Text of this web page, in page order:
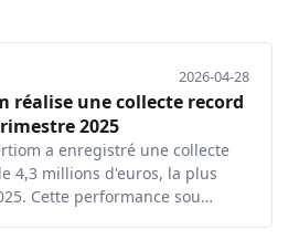
2026-04-28
réalise une collecte record
2025
a enregistré une collecte
4,3 millions d'euros, la plus
Cette performance sou…